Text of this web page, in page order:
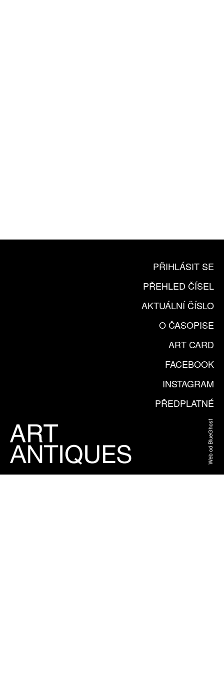
PŘIHLÁSIT SE
PŘEHLED ČÍSEL
AKTUÁLNÍ ČÍSLO
O ČASOPISE
ART CARD
FACEBOOK
INSTAGRAM
PŘEDPLATNÉ
Web od BlueGhost